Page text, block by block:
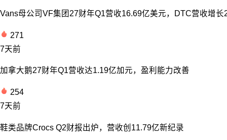
Vans母公司VF集团27财年Q1营收16.69亿美元，DTC营收增长
271
7天前
加拿大鹅27财年Q1营收达1.19亿加元，盈利能力改善
254
7天前
鞋类品牌Crocs Q2财报出炉，营收创11.79亿新纪录